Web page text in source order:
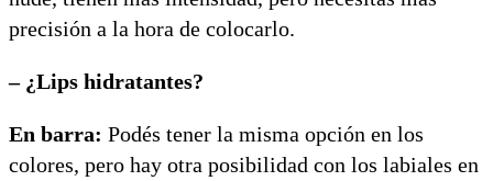
precisión a la hora de colocarlo.
– ¿Lips hidratantes?
En barra: Podés tener la misma opción en los
colores, pero hay otra posibilidad con los labiales en